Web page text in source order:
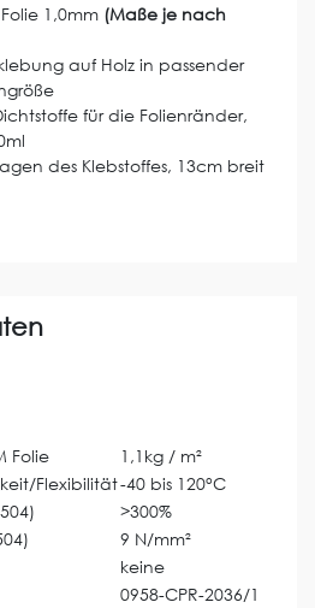
1,0mm (Maße je nach
auf Holz in passender
für die Folienränder,
des Klebstoffes, 13cm breit
Folie
1,1kg / m²
Flexibilität-40 bis 120°C
>300%
9 N/mm²
keine
0958-CPR-2036/1